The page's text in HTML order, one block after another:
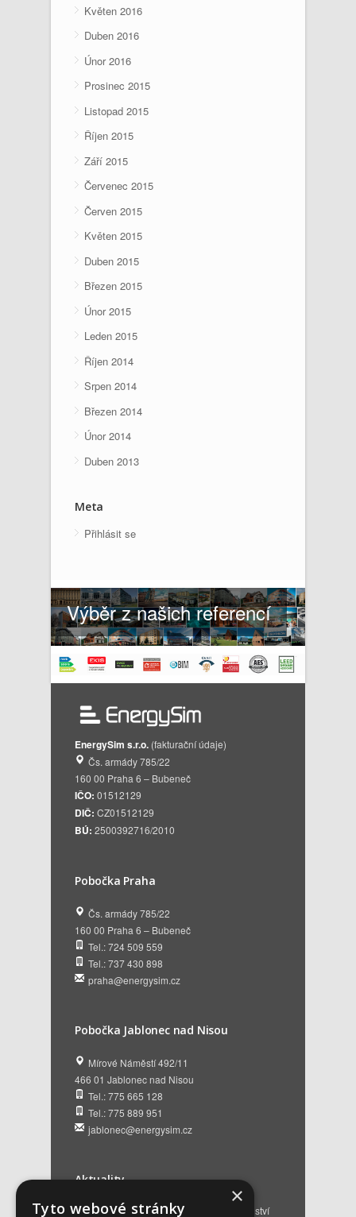
Květen 2016
Duben 2016
Únor 2016
Prosinec 2015
Listopad 2015
Říjen 2015
Září 2015
Červenec 2015
Červen 2015
Květen 2015
Duben 2015
Březen 2015
Únor 2015
Leden 2015
Říjen 2014
Srpen 2014
Březen 2014
Únor 2014
Duben 2013
Meta
Přihlásit se
Výběr z našich referencí
EnergySim s.r.o. (fakturační údaje)
Čs. armády 785/22
160 00 Praha 6 – Bubeneč
IČO: 01512129
DIČ: CZ01512129
BÚ: 2500392716/2010
Pobočka Praha
Čs. armády 785/22
160 00 Praha 6 – Bubeneč
Tel.: 724 509 559
Tel.: 737 430 898
praha@energysim.cz
Pobočka Jablonec nad Nisou
Mírové Náměstí 492/11
466 01 Jablonec nad Nisou
Tel.: 775 665 128
Tel.: 775 889 951
jablonec@energysim.cz
Aktuality
Renovační pasy budov a dotační poradenství
×
Tyto webové stránky